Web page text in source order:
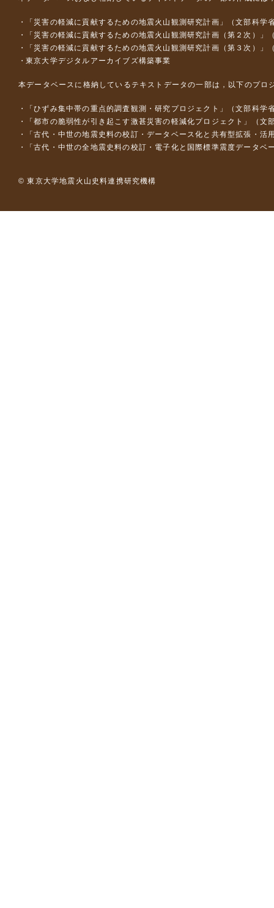
「災害の軽減に貢献するための地震火山観測研究計画」（文部科学
「災害の軽減に貢献するための地震火山観測研究計画（第２次）」
「災害の軽減に貢献するための地震火山観測研究計画（第３次）」
東京大学デジタルアーカイブズ構築事業
本データベースに格納しているテキストデータの一部は，以下のプロ
「ひずみ集中帯の重点的調査観測・研究プロジェクト」（文部科
「都市の脆弱性が引き起こす激甚災害の軽減化プロジェクト」（
「古代・中世の地震史料の校訂・データベース化と共有型拡張・
「古代・中世の全地震史料の校訂・電子化と国際標準震度データ
© 東京大学地震火山史料連携研究機構